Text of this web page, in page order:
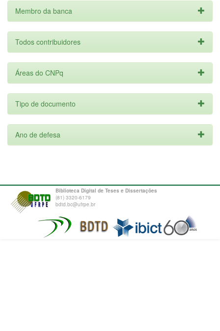
Membro da banca
Todos contribuidores
Áreas do CNPq
Tipo de documento
Ano de defesa
Biblioteca Digital de Teses e Dissertações
(81) 3320-6179
bdtd.bc@ufrpe.br